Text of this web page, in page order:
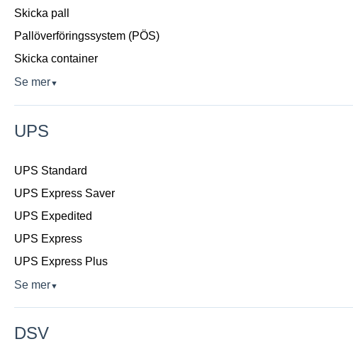
Skicka pall
Pallöverföringssystem (PÖS)
Skicka container
Se mer▼
UPS
UPS Standard
UPS Express Saver
UPS Expedited
UPS Express
UPS Express Plus
Se mer▼
DSV